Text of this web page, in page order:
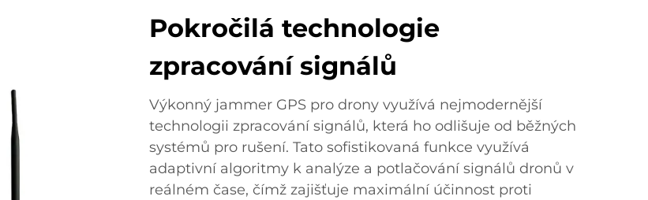
Pokročilá technologie
zpracování signálů
Výkonný jammer GPS pro drony využívá nejmodernější
technologii zpracování signálů, která ho odlišuje od běžných
systémů pro rušení. Tato sofistikovaná funkce využívá
adaptivní algoritmy k analýze a potlačování signálů dronů v
reálném čase, čímž zajišťuje maximální účinnost proti